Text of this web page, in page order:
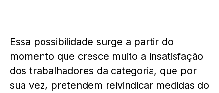
Essa possibilidade surge a partir do
momento que cresce muito a insatisfação
dos trabalhadores da categoria, que por
sua vez, pretendem reivindicar medidas do